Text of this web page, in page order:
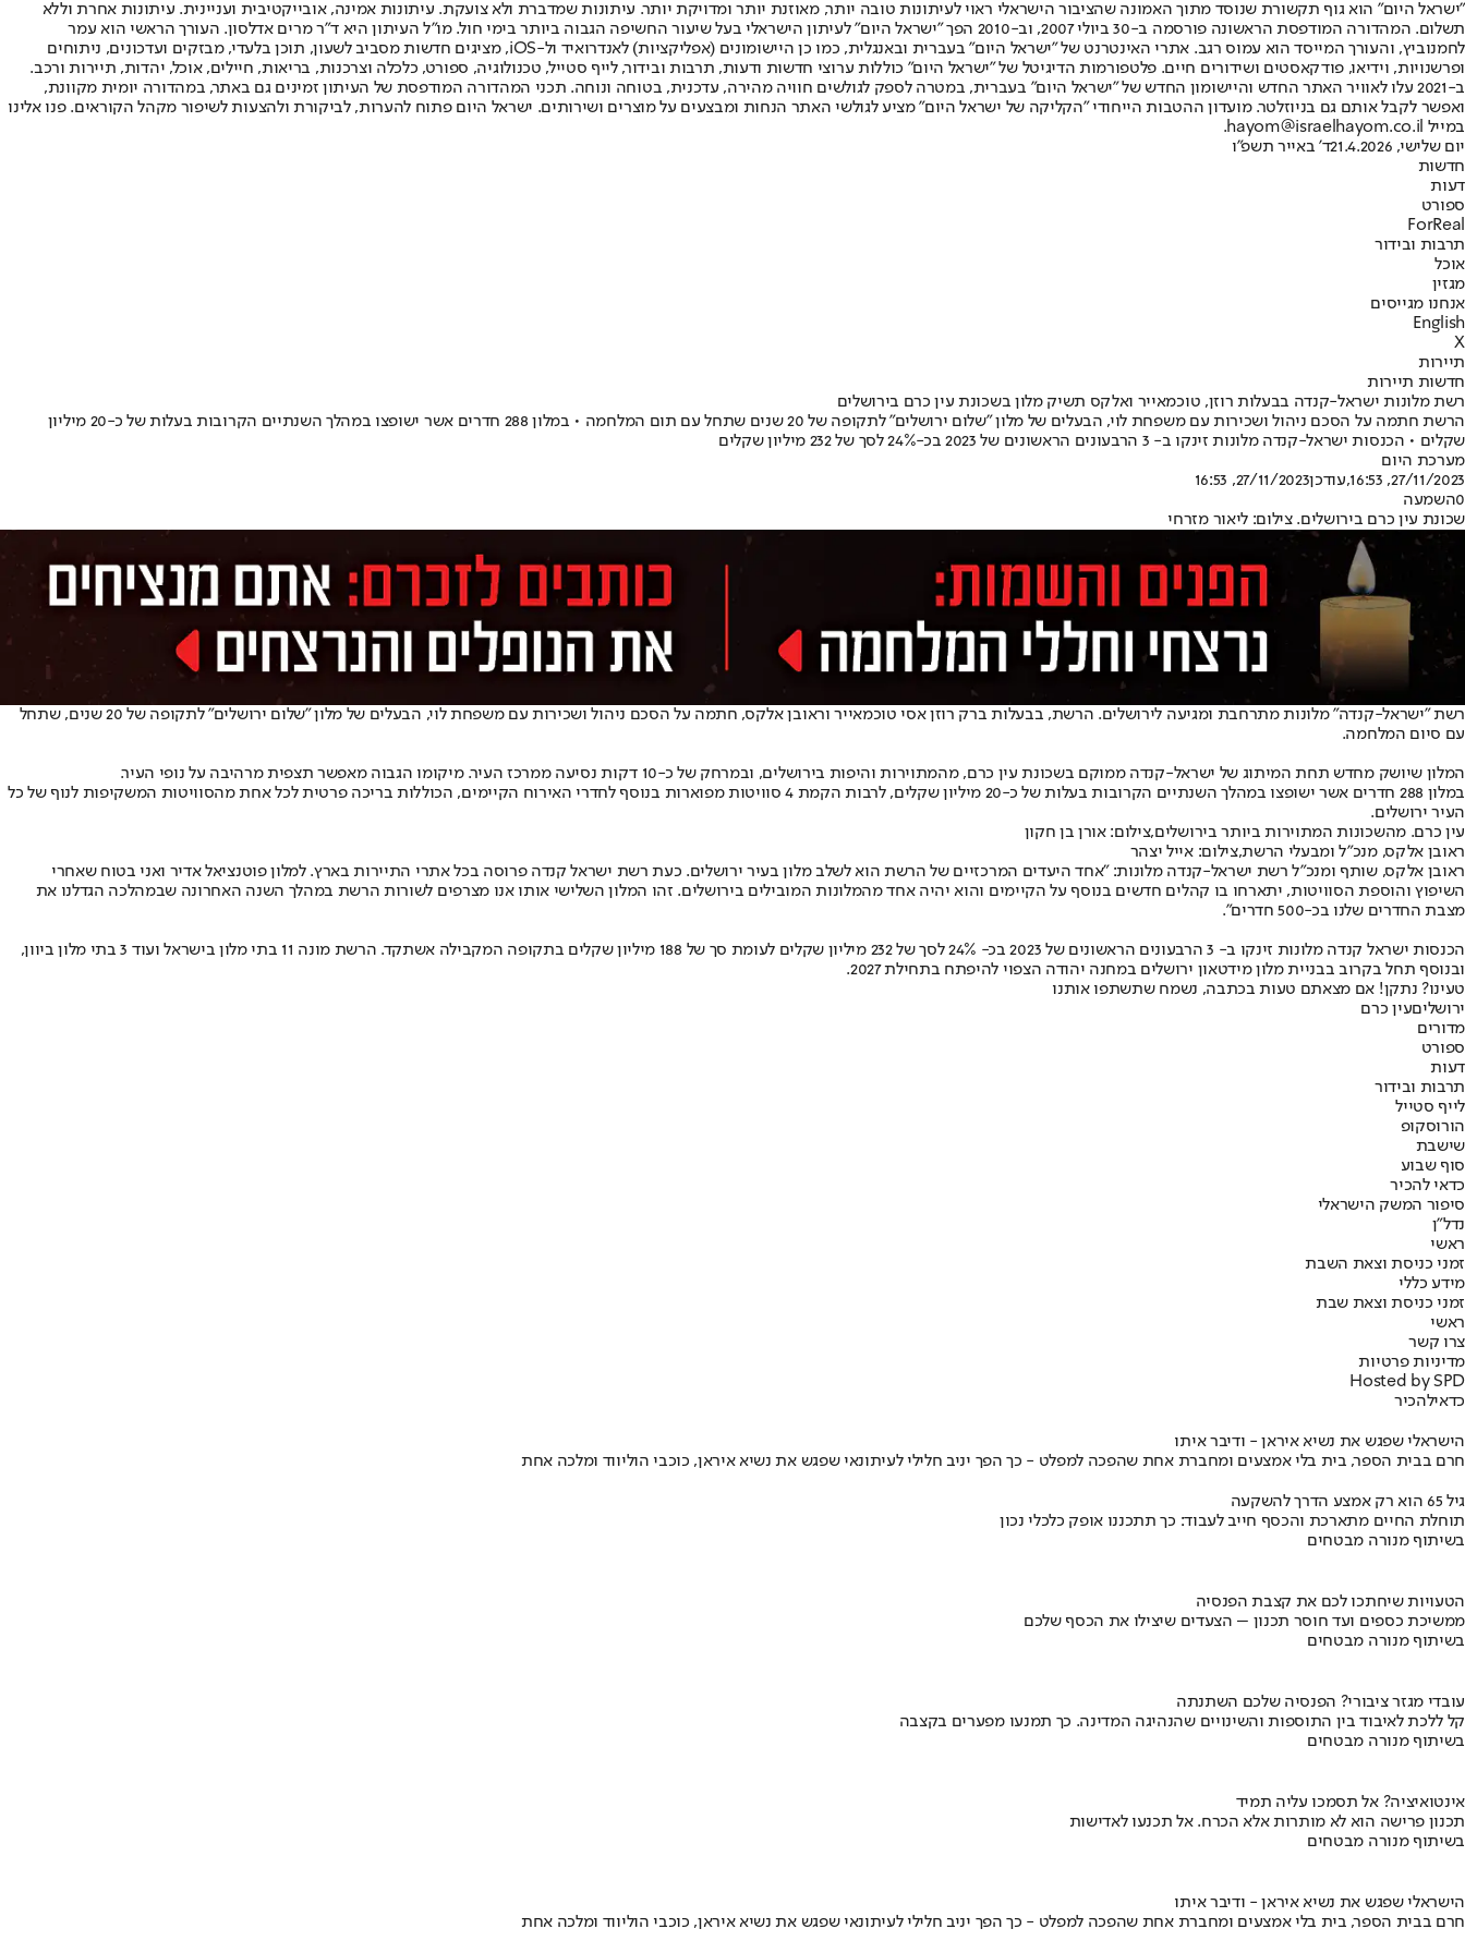
"ישראל היום" הוא גוף תקשורת שנוסד מתוך האמונה שהציבור הישראלי ראוי לעיתונות טובה יותר, מאוזנת יותר ומדויקת יותר. עיתונות שמדברת ולא צועקת. עיתונות אמינה, אובייקטיבית ועניינית. עיתונות אחרת וללא
תשלום. המהדורה המודפסת הראשונה פורסמה ב-30 ביולי 2007, וב-2010 הפך "ישראל היום" לעיתון הישראלי בעל שיעור החשיפה הגבוה ביותר בימי חול. מו"ל העיתון היא ד"ר מרים אדלסון. העורך הראשי הוא עמר
לחמנוביץ, והעורך המייסד הוא עמוס רגב. אתרי האינטרנט של "ישראל היום" בעברית ובאנגלית, כמו כן היישומונים (אפליקציות) לאנדרואיד ול-iOS, מציגים חדשות מסביב לשעון, תוכן בלעדי, מבזקים ועדכונים, ניתוחים
ופרשנויות, וידיאו, פודקאסטים ושידורים חיים. פלטפורמות הדיגיטל של "ישראל היום" כוללות ערוצי חדשות ודעות, תרבות ובידור, לייף סטייל, טכנולוגיה, ספורט, כלכלה וצרכנות, בריאות, חיילים, אוכל, יהדות, תיירות ורכב.
ב-2021 עלו לאוויר האתר החדש והיישומון החדש של "ישראל היום" בעברית, במטרה לספק לגולשים חוויה מהירה, עדכנית, בטוחה ונוחה. תכני המהדורה המודפסת של העיתון זמינים גם באתר, במהדורה יומית מקוונת,
ואפשר לקבל אותם גם בניוזלטר. מועדון ההטבות הייחודי "הקליקה של ישראל היום" מציע לגולשי האתר הנחות ומבצעים על מוצרים ושירותים. ישראל היום פתוח להערות, לביקורת ולהצעות לשיפור מקהל הקוראים. פנו אלינו
במייל hayom@israelhayom.co.il.
יום שלישי, 21.4.2026
ד' באייר תשפ"ו
חדשות
דעות
ספורט
ForReal
תרבות ובידור
אוכל
מגזין
אנחנו מגייסים
English
X
תיירות
חדשות תיירות
רשת מלונות ישראל-קנדה בבעלות רוזן, טוכמאייר ואלקס תשיק מלון בשכונת עין כרם בירושלים
הרשת חתמה על הסכם ניהול ושכירות עם משפחת לוי, הבעלים של מלון "שלום ירושלים" לתקופה של 20 שנים שתחל עם תום המלחמה • במלון 288 חדרים אשר ישופצו במהלך השנתיים הקרובות בעלות של כ-20 מיליון
שקלים • הכנסות ישראל-קנדה מלונות זינקו ב- 3 הרבעונים הראשונים של 2023 בכ-24% לסך של 232 מיליון שקלים
מערכת היום
27/11/2023, 16:53
,עודכן27/11/2023, 16:53
0השמעה
שכונת עין כרם בירושלים. צילום: ליאור מזרחי
רשת "ישראל-קנדה" מלונות מתרחבת ומגיעה לירושלים. הרשת, בבעלות ברק רוזן אסי טוכמאייר וראובן אלקס, חתמה על הסכם ניהול ושכירות עם משפחת לוי, הבעלים של מלון "שלום ירושלים" לתקופה של 20 שנים, שתחל
עם סיום המלחמה.
המלון שיושק מחדש תחת המיתוג של ישראל-קנדה ממוקם בשכונת עין כרם, מהמתוירות והיפות בירושלים, ובמרחק של כ-10 דקות נסיעה ממרכז העיר. מיקומו הגבוה מאפשר תצפית מרהיבה על נופי העיר.
במלון 288 חדרים אשר ישופצו במהלך השנתיים הקרובות בעלות של כ-20 מיליון שקלים, לרבות הקמת 4 סוויטות מפוארות בנוסף לחדרי האירוח הקיימים, הכוללות בריכה פרטית לכל אחת מהסוויטות המשקיפות לנוף של כל
העיר ירושלים.
עין כרם. מהשכונות המתוירות ביותר בירושלים,צילום: אורן בן חקון
ראובן אלקס, מנכ"ל ומבעלי הרשת,צילום: אייל יצהר
ראובן אלקס, שותף ומנכ"ל רשת ישראל-קנדה מלונות: "אחד היעדים המרכזיים של הרשת הוא לשלב מלון בעיר ירושלים. כעת רשת ישראל קנדה פרוסה בכל אתרי התיירות בארץ. למלון פוטנציאל אדיר ואני בטוח שאחרי
השיפוץ והוספת הסוויטות, יתארחו בו קהלים חדשים בנוסף על הקיימים והוא יהיה אחד מהמלונות המובילים בירושלים. זהו המלון השלישי אותו אנו מצרפים לשורות הרשת במהלך השנה האחרונה שבמהלכה הגדלנו את
מצבת החדרים שלנו בכ-500 חדרים".
הכנסות ישראל קנדה מלונות זינקו ב- 3 הרבעונים הראשונים של 2023 בכ- 24% לסך של 232 מיליון שקלים לעומת סך של 188 מיליון שקלים בתקופה המקבילה אשתקד. הרשת מונה 11 בתי מלון בישראל ועוד 3 בתי מלון ביוון,
ובנוסף תחל בקרוב בבניית מלון מידטאון ירושלים במחנה יהודה הצפוי להיפתח בתחילת 2027.
טעינו? נתקן! אם מצאתם טעות בכתבה, נשמח שתשתפו אותנו
ירושליםעין כרם
מדורים
ספורט
דעות
תרבות ובידור
לייף סטייל
הורוסקופ
שישבת
סוף שבוע
כדאי להכיר
סיפור המשק הישראלי
נדל"ן
ראשי
זמני כניסת וצאת השבת
מידע כללי
זמני כניסת וצאת שבת
ראשי
צרו קשר
מדיניות פרטיות
Hosted by SPD
כדאילהכיר
הישראלי שפגש את נשיא איראן - ודיבר איתו
חרם בבית הספר, בית בלי אמצעים ומחברת אחת שהפכה למפלט - כך הפך יניב חלילי לעיתונאי שפגש את נשיא איראן, כוכבי הוליווד ומלכה אחת
גיל 65 הוא רק אמצע הדרך להשקעה
תוחלת החיים מתארכת והכסף חייב לעבוד: כך תתכננו אופק כלכלי נכון
בשיתוף מנורה מבטחים
הטעויות שיחתכו לכם את קצבת הפנסיה
ממשיכת כספים ועד חוסר תכנון – הצעדים שיצילו את הכסף שלכם
בשיתוף מנורה מבטחים
עובדי מגזר ציבורי? הפנסיה שלכם השתנתה
קל ללכת לאיבוד בין התוספות והשינויים שהנהיגה המדינה. כך תמנעו מפערים בקצבה
בשיתוף מנורה מבטחים
אינטואיציה? אל תסמכו עליה תמיד
תכנון פרישה הוא לא מותרות אלא הכרח. אל תכנעו לאדישות
בשיתוף מנורה מבטחים
הישראלי שפגש את נשיא איראן - ודיבר איתו
חרם בבית הספר, בית בלי אמצעים ומחברת אחת שהפכה למפלט - כך הפך יניב חלילי לעיתונאי שפגש את נשיא איראן, כוכבי הוליווד ומלכה אחת